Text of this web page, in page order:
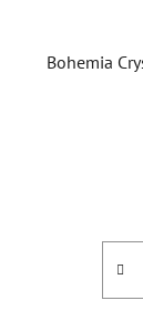
Bohemia